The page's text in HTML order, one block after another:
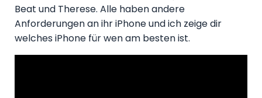
Beat und Therese. Alle haben andere
Anforderungen an ihr iPhone und ich zeige dir
welches iPhone für wen am besten ist.